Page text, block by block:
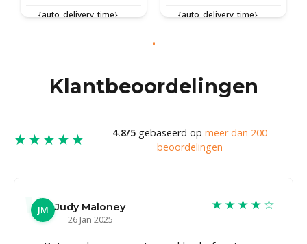
{auto_delivery_time} {auto_delivery_time}
Klantbeoordelingen
★★★★★ 4.8/5gebaseerd op meer dan 200
beoordelingen
JM Judy Maloney
26 Jan 2025
★★★★☆